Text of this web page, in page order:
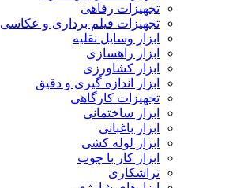
تجهیزات رفاهی
تجهیزات فیلم برداری و عکاسی
ابزار وسایل نقلیه
ابزار راهسازی
ابزار کشاورزی
ابزار اندازه گیری و دقیق
تجهیزات کارگاهی
ابزار ساختمانی
ابزار باغبانی
ابزار لوله کشی
ابزار کار با چوب
تراشکاری